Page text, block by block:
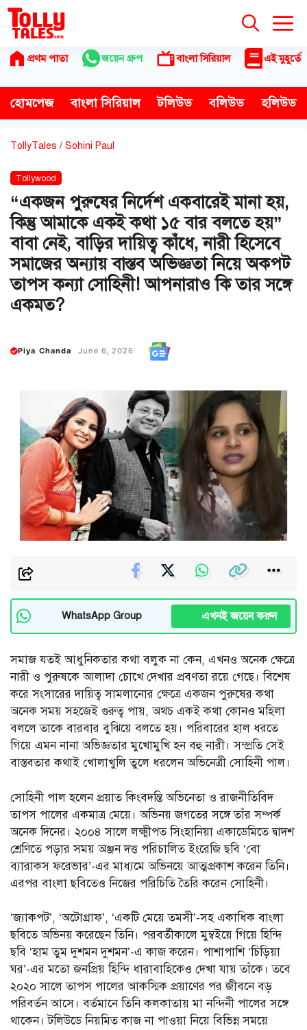
Skip
content
প্রথম পাতা জয়েন গ্রুপ বাংলা সিরিয়াল এই মুহূর্তে
হোমপেজ বাংলা সিরিয়াল টলিউড বলিউড হলিউড
TollyTales / Sohini Paul
Tollywood
“একজন পুরুষের নির্দেশ একবারেই মানা হয়,
কিন্তু আমাকে একই কথা ১৫ বার বলতে হয়”
বাবা নেই, বাড়ির দায়িত্ব কাঁধে, নারী হিসেবে
সমাজের অন্যায় বাস্তব অভিজ্ঞতা নিয়ে অকপট
তাপস কন্যা সোহিনী! আপনারাও কি তার সঙ্গে
একমত?
Piya Chanda June 6, 2026
WhatsApp Group এখনই জয়েন করুন
সমাজ যতই আধুনিকতার কথা বলুক না কেন, এখনও অনেক ক্ষেত্রে
নারী ও পুরুষকে আলাদা চোখে দেখার প্রবণতা রয়ে গেছে। বিশেষ
করে সংসারের দায়িত্ব সামলানোর ক্ষেত্রে একজন পুরুষের কথা
অনেক সময় সহজেই গুরুত্ব পায়, অথচ একই কথা কোনও মহিলা
বললে তাকে বারবার বুঝিয়ে বলতে হয়। পরিবারের হাল ধরতে
গিয়ে এমন নানা অভিজ্ঞতার মুখোমুখি হন বহু নারী। সম্প্রতি সেই
বাস্তবতার কথাই খোলাখুলি তুলে ধরলেন অভিনেত্রী সোহিনী পাল।
সোহিনী পাল হলেন প্রয়াত কিংবদন্তি অভিনেতা ও রাজনীতিবিদ
তাপস পালের একমাত্র মেয়ে। অভিনয় জগতের সঙ্গে তাঁর সম্পর্ক
অনেক দিনের। ২০০৪ সালে লক্ষ্মীপত সিংহানিয়া একাডেমিতে দ্বাদশ
শ্রেণিতে পড়ার সময় অঞ্জন দত্ত পরিচালিত ইংরেজি ছবি ‘বো
ব্যারাকস ফরেভার’-এর মাধ্যমে অভিনয়ে আত্মপ্রকাশ করেন তিনি।
এরপর বাংলা ছবিতেও নিজের পরিচিতি তৈরি করেন সোহিনী।
‘জ্যাকপট’, ‘অটোগ্রাফ’, ‘একটি মেয়ে তমসী’-সহ একাধিক বাংলা
ছবিতে অভিনয় করেছেন তিনি। পরবর্তীকালে মুম্বইয়ে গিয়ে হিন্দি
ছবি ‘হাম তুম দুশমন দুশমন’-এ কাজ করেন। পাশাপাশি ‘চিড়িয়া
ঘর’-এর মতো জনপ্রিয় হিন্দি ধারাবাহিকেও দেখা যায় তাঁকে। তবে
২০২০ সালে তাপস পালের আকস্মিক প্রয়াণের পর জীবনে বড়
পরিবর্তন আসে। বর্তমানে তিনি কলকাতায় মা নন্দিনী পালের সঙ্গে
থাকেন। টলিউডে নিয়মিত কাজ না পাওয়া নিয়ে বিভিন্ন সময়ে